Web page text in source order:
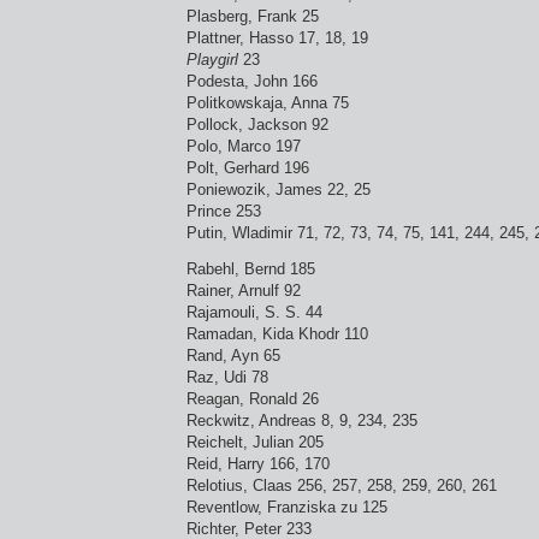
Plasberg, Frank 25
Plattner, Hasso 17, 18, 19
Playgirl 23
Podesta, John 166
Politkowskaja, Anna 75
Pollock, Jackson 92
Polo, Marco 197
Polt, Gerhard 196
Poniewozik, James 22, 25
Prince 253
Putin, Wladimir 71, 72, 73, 74, 75, 141, 244, 245,
Rabehl, Bernd 185
Rainer, Arnulf 92
Rajamouli, S. S. 44
Ramadan, Kida Khodr 110
Rand, Ayn 65
Raz, Udi 78
Reagan, Ronald 26
Reckwitz, Andreas 8, 9, 234, 235
Reichelt, Julian 205
Reid, Harry 166, 170
Relotius, Claas 256, 257, 258, 259, 260, 261
Reventlow, Franziska zu 125
Richter, Peter 233